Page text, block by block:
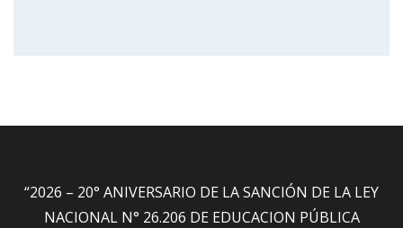
“2026 – 20° ANIVERSARIO DE LA SANCIÓN DE LA LEY
NACIONAL N° 26.206 DE EDUCACION PÚBLICA